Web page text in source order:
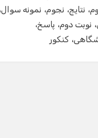
نتایج نجوم نمونه سوال
نوبت دوم پاسخ
کنکور